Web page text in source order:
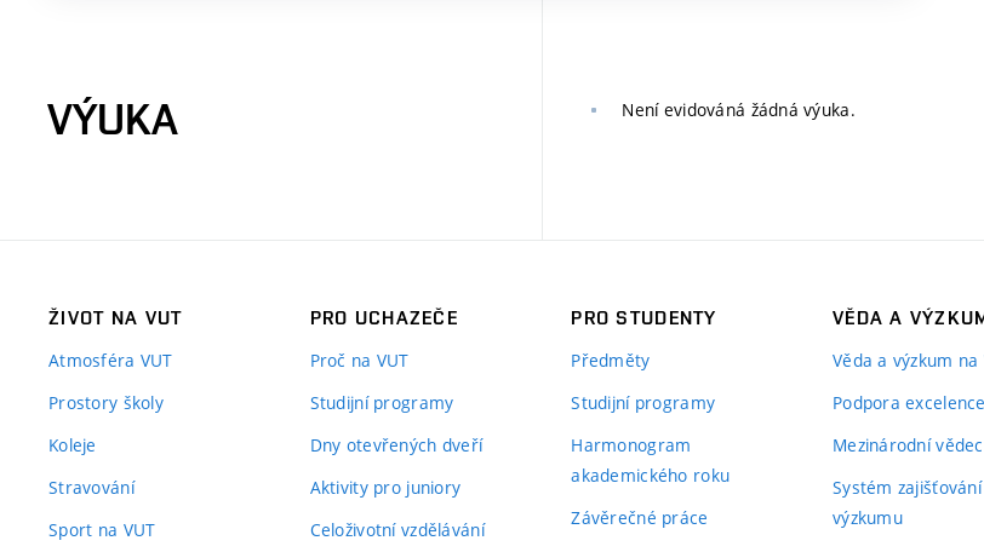
VÝUKA Není evidováná žádná výuka.
ŽIVOT NA VUT
Atmosféra VUT
Prostory školy
Koleje
Stravování
Sport na VUT
PRO UCHAZEČE
Proč na VUT
Studijní programy
Dny otevřených dveří
Aktivity pro juniory
Celoživotní vzdělávání
PRO STUDENTY
Předměty
Studijní programy
Harmonogram
akademického roku
Závěrečné práce
VĚDA A
Věda a výzkum na
Podpora excelence
Mezinárodní
Systém
výzkumu